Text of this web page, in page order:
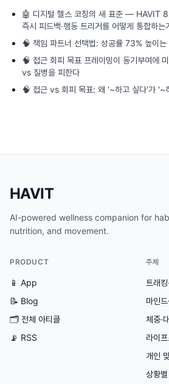
🤖 디지털 헬스 코칭의 새 표준 — HAVIT 8
즉시 피드백·행동 트리거를 어떻게 통합하는
🧠 책임 파트너 선택법: 성공률 73% 높이
🧠 접근 회피 목표 프레이밍이 동기부여에
vs 질병을 피한다
🧠 접근 vs 회피 목표: 왜 '~하고 싶다'가 '~
HAVIT
AI-powered wellness companion for
nutrition, and movement.
PRODUCT
📱 App
📝 Blog
🗂 전체 아티클
📡 RSS
주제
트래
마인
체중·
라이
개인
상황별